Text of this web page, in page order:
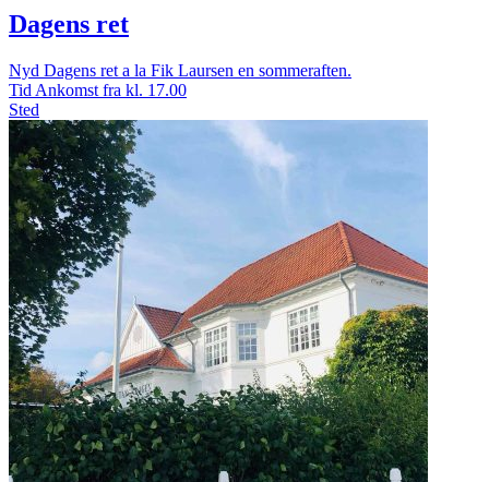
Dagens ret
Nyd Dagens ret a la Fik Laursen en sommeraften.
Tid Ankomst fra kl. 17.00
Sted